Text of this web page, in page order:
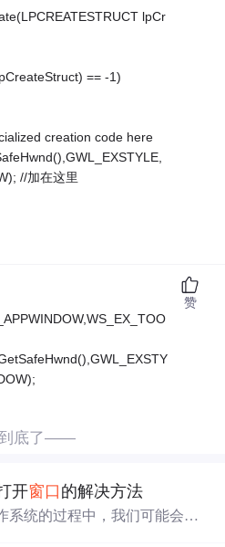
lpCr
== -1)
creation code here
//加在这里
赞
底了——
开窗口 的解决方法
系统的过程中，我们可能会遇